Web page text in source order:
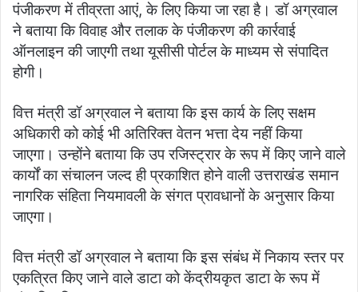
पंजीकरण में तीव्रता आएं, के लिए किया जा रहा है। डॉ अग्रवाल
ने बताया कि विवाह और तलाक के पंजीकरण की कार्रवाई
ऑनलाइन की जाएगी तथा यूसीसी पोर्टल के माध्यम से संपादित
होगी।
वित्त मंत्री डॉ अग्रवाल ने बताया कि इस कार्य के लिए सक्षम
अधिकारी को कोई भी अतिरिक्त वेतन भत्ता देय नहीं किया
जाएगा। उन्होंने बताया कि उप रजिस्ट्रार के रूप में किए जाने वाले
कार्यों का संचालन जल्द ही प्रकाशित होने वाली उत्तराखंड समान
नागरिक संहिता नियमावली के संगत प्रावधानों के अनुसार किया
जाएगा।
वित्त मंत्री डॉ अग्रवाल ने बताया कि इस संबंध में निकाय स्तर पर
एकत्रित किए जाने वाले डाटा को केंद्रीयकृत डाटा के रूप में